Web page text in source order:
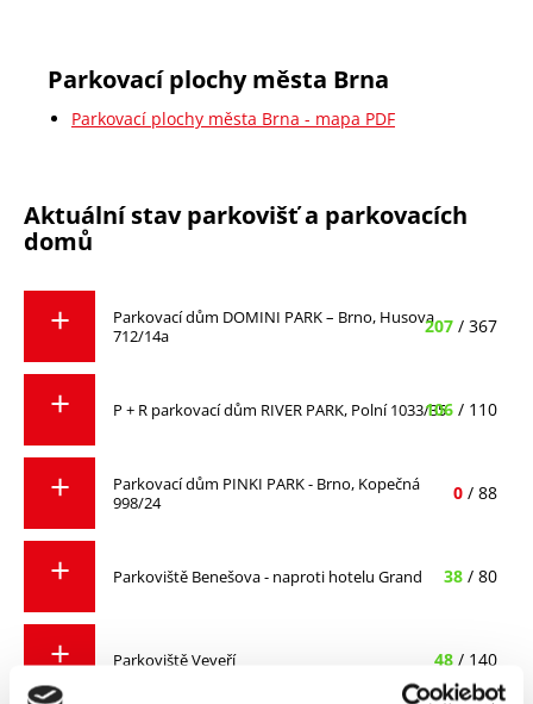
Parkovací plochy města Brna
Parkovací plochy města Brna - mapa PDF
Aktuální stav parkovišť a parkovacích
domů
Parkovací dům DOMINI PARK – Brno, Husova
712/14a
207 / 367
P + R parkovací dům RIVER PARK, Polní 1033/35
106 / 110
Parkovací dům PINKI PARK - Brno, Kopečná
998/24
0 / 88
Parkoviště Benešova - naproti hotelu Grand 38 / 80
Parkoviště Veveří 48 / 140